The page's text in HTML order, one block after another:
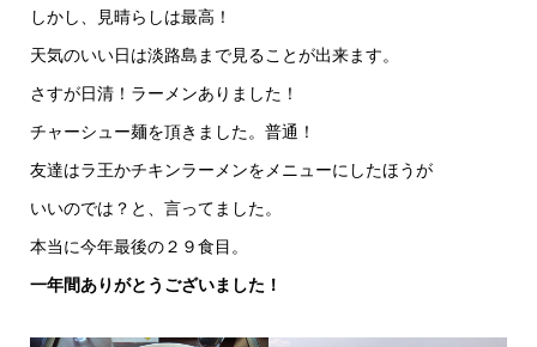
しかし、見晴らしは最高！
天気のいい日は淡路島まで見ることが出来ます。
さすが日清！ラーメンありました！
チャーシュー麺を頂きました。普通！
友達はラ王かチキンラーメンをメニューにしたほうが
いいのでは？と、言ってました。
本当に今年最後の２９食目。
一年間ありがとうございました！